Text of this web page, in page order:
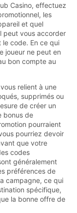
Casino, effectuez
les
et quel
peut vous accorder
code. En ce qui
joueur ne peut en
bon compte au
relient à une
supprimés ou
de créer un
bonus de
pourraient
pourriez devoir
que votre
codes
généralement
préférences de
campagne, ce qui
spécifique,
la bonne offre de